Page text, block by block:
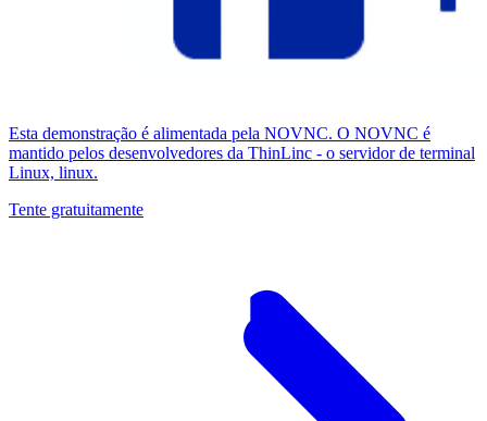
Esta demonstração é alimentada pela NOVNC. O NOVNC é
mantido pelos desenvolvedores da ThinLinc - o servidor de terminal
Linux, linux.
Tente gratuitamente